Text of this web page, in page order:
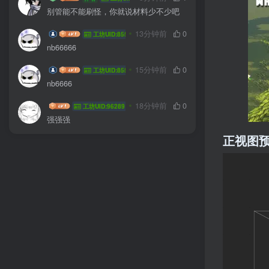
别管能不能刷怪，你就说材料少不少吧
fuhvg7 工坊UID:85548 13分钟前
0
nb66666
fuhvg7 工坊UID:85548 15分钟前
0
nb6666
311735A工坊UID:96289 18分钟前
0
强强强
正视图